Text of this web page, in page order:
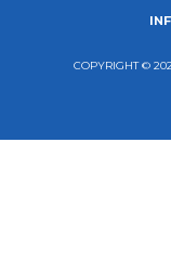
COPYRIGHT ©